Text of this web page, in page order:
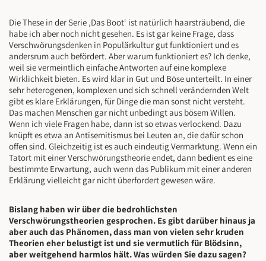
Die These in der Serie ‚Das Boot‘ ist natürlich haarsträubend, die
habe ich aber noch nicht gesehen. Es ist gar keine Frage, dass
Verschwörungsdenken in Populärkultur gut funktioniert und es
andersrum auch befördert. Aber warum funktioniert es? Ich denke,
weil sie vermeintlich einfache Antworten auf eine komplexe
Wirklichkeit bieten. Es wird klar in Gut und Böse unterteilt. In einer
sehr heterogenen, komplexen und sich schnell verändernden Welt
gibt es klare Erklärungen, für Dinge die man sonst nicht versteht.
Das machen Menschen gar nicht unbedingt aus bösem Willen.
Wenn ich viele Fragen habe, dann ist so etwas verlockend. Dazu
knüpft es etwa an Antisemitismus bei Leuten an, die dafür schon
offen sind. Gleichzeitig ist es auch eindeutig Vermarktung. Wenn ein
Tatort mit einer Verschwörungstheorie endet, dann bedient es eine
bestimmte Erwartung, auch wenn das Publikum mit einer anderen
Erklärung vielleicht gar nicht überfordert gewesen wäre.
Bislang haben wir über die bedrohlichsten
Verschwörungstheorien gesprochen. Es gibt darüber hinaus ja
aber auch das Phänomen, dass man von vielen sehr kruden
Theorien eher belustigt ist und sie vermutlich für Blödsinn,
aber weitgehend harmlos hält. Was würden Sie dazu sagen?